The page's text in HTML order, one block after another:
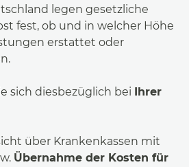
legen gesetzliche
fest, ob und in welcher Höhe
erstattet oder
sich diesbezüglich bei Ihrer
über Krankenkassen mit
Übernahme der Kosten für